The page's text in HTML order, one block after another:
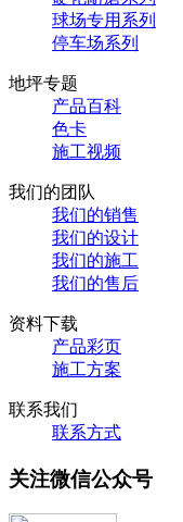
球场专用系列
停车场系列
地坪专题
产品百科
色卡
施工视频
我们的团队
我们的销售
我们的设计
我们的施工
我们的售后
资料下载
产品彩页
施工方案
联系我们
联系方式
关注微信公众号